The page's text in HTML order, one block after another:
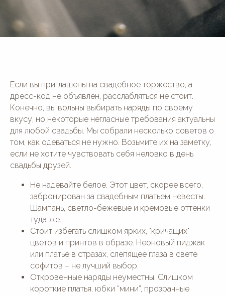
Если вы приглашены на свадебное торжество, а
дресс-код не объявлен, расслабляться не стоит.
Конечно, вы вольны выбирать наряды по своему
вкусу, но некоторые негласные требования актуальны
для любой свадьбы. Мы собрали несколько советов о
том, как одеваться не нужно. Возьмите их на заметку,
если не хотите чувствовать себя неловко в день
свадьбы друзей.
Не надевайте белое. Этот цвет, скорее всего,
забронирован за свадебным платьем невесты.
Шампань, светло-бежевые и кремовые оттенки
туда же.
Стоит избегать слишком ярких, "кричащих"
цветов и принтов в образе. Неоновый пиджак
или платье в стразах, слепящее глаза в свете
софитов – не лучший выбор.
Откровенные наряды неуместны. Слишком
короткие платья, юбки “мини”, прозрачные